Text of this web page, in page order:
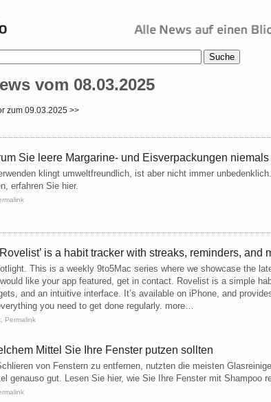
vom 08.03.2025
zum 09.03.2025 >>
Sie leere Margarine- und Eisverpackungen
klingt umweltfreundlich, ist aber nicht immer
erfahren Sie hier.
is a habit tracker with streaks, reminders, and
This is a weekly 9to5Mac series where we showcase the
would like your app featured, get in contact. Rovelist is a simple
and an intuitive interface. It’s available on iPhone, and
you need to get done regularly. more…
Permalink
Mittel Sie Ihre Fenster putzen sollten
von Fenstern zu entfernen, nutzten die meisten
genauso gut. Lesen Sie hier, wie Sie Ihre Fenster mit Shampoo